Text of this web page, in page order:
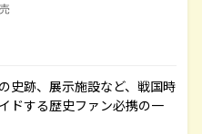
史跡、展示施設など、戦国時
ドする歴史ファン必携の一